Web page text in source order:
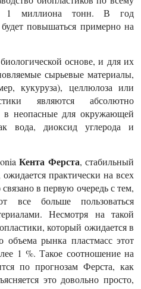
1 миллиона тонн. В год
повышаться примерно на
основе, и для их
сырьевые материалы,
кукуруза), целлюлоза или
являются абсолютно
в неопасные для окружающей
вода, диоксид углерода и
Кента Ферста, стабильный
практически на всех
в первую очередь с тем,
все больше пользоваться
Несмотря на такой
который ожидается в
рынка пластмасс этот
1 %. Такое соотношение на
по прогнозам Ферста, как
это довольно просто,